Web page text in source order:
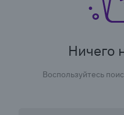
Ничего
Воспользуйтесь